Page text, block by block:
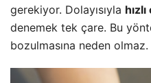
gerekiyor. Dolayısıyla
denemek tek çare. Bu
bozulmasına neden olmaz.